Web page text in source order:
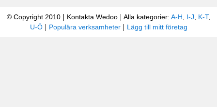
© Copyright 2010 Kontakta Wedoo Alla kategorier: A-H I-J K-T,
U-Ö
Populära verksamheter Lägg till mitt företag